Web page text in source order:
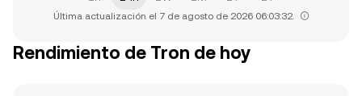
Última actualización el 7 de agosto de 2026 06:03:32.
Rendimiento de Tron de hoy